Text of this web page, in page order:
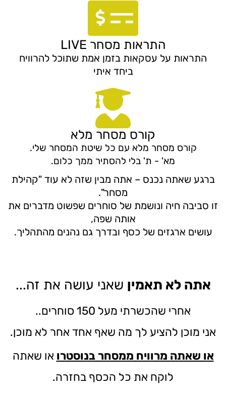
התראות מסחר LIVE
התראות על עסקאות בזמן אמת שתוכל להרוויח
ביחד איתי
קורס מסחר מלא
קורס מסחר מלא עם כל שיטת המסחר שלי.
מא' - ת' בלי להסתיר ממך כלום.
ברגע שאתה נכנס – אתה מבין שזה לא עוד "קהילת
מסחר".
זו סביבה חיה ונושמת של סוחרים שפשוט מדברים את
אותה שפה,
עושים ארגזים של כסף ובדרך גם נהנים מהתהליך.
אתה לא תאמין שאני עושה את זה...
אחרי שהכשרתי מעל 150 סוחרים..
אני מוכן להציע לך מה שאף אחד אחר לא מוכן.
או שאתה מרוויח ממסחר בנוסטרו או שאתה
לוקח את כל הכסף בחזרה.